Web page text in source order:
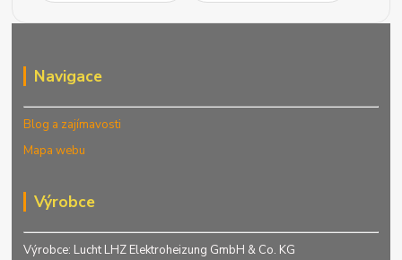
Navigace
Blog a zajímavosti
Mapa webu
Výrobce
Výrobce: Lucht LHZ Elektroheizung GmbH & Co. KG